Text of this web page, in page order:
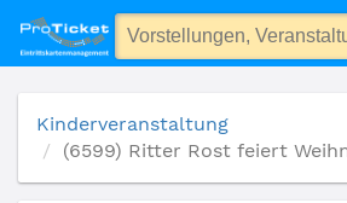
(6599) Ritter Rost feiert Weihnachten
Kinderveranstaltung
(6599) Ritter Rost feiert